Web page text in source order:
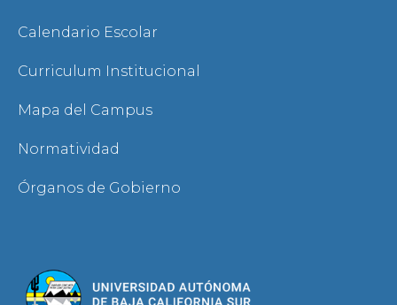
Calendario Escolar
Curriculum Institucional
Mapa del Campus
Normatividad
Órganos de Gobierno